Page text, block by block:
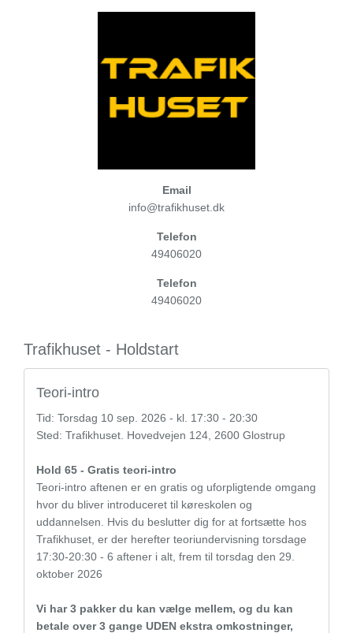
Email
info@trafikhuset.dk
Telefon
49406020
Telefon
49406020
Trafikhuset - Holdstart
Teori-intro
Tid: Torsdag 10 sep. 2026 - kl. 17:30 - 20:30
Sted: Trafikhuset. Hovedvejen 124, 2600 Glostrup
Hold 65 - Gratis teori-intro
Teori-intro aftenen er en gratis og uforpligtende omgang
hvor du bliver introduceret til køreskolen og
uddannelsen. Hvis du beslutter dig for at fortsætte hos
Trafikhuset, er der herefter teoriundervisning torsdage
17:30-20:30 - 6 aftener i alt, frem til torsdag den 29.
oktober 2026
Vi har 3 pakker du kan vælge mellem, og du kan
betale over 3 gange UDEN ekstra omkostninger,